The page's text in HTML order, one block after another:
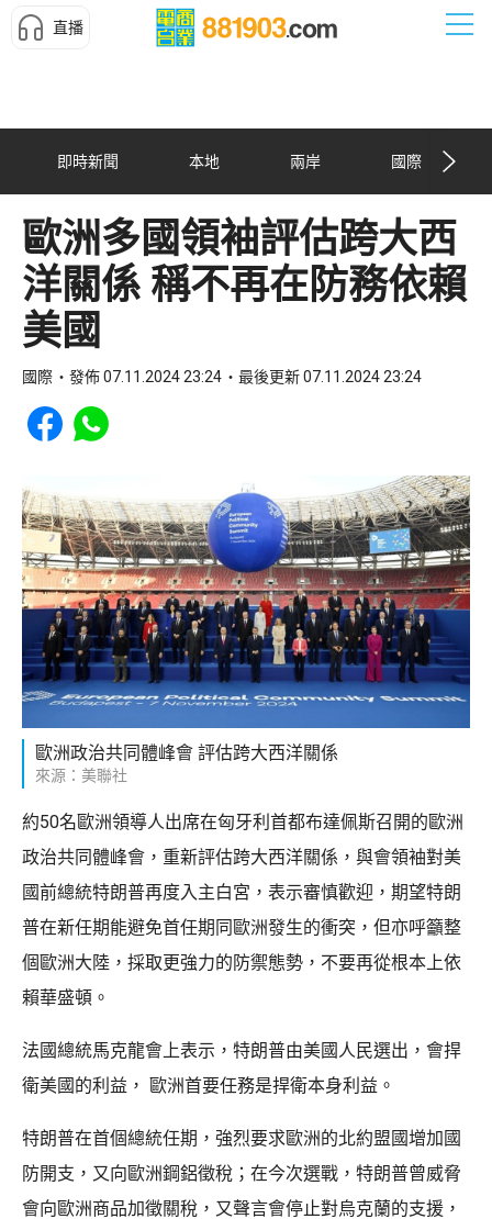
直播
即時新聞 本地 兩岸 國際
歐洲多國領袖評估跨大西
洋關係 稱不再在防務依賴
美國
國際 發佈 07.11.2024 23:24 最後更新 07.11.2024 23:24
Share to Facebook
Share to WhatsApp
歐洲政治共同體峰會 評估跨大西洋關係
來源：美聯社
約50名歐洲領導人出席在匈牙利首都布達佩斯召開的歐洲
政治共同體峰會，重新評估跨大西洋關係，與會領袖對美
國前總統特朗普再度入主白宮，表示審慎歡迎，期望特朗
普在新任期能避免首任期同歐洲發生的衝突，但亦呼籲整
個歐洲大陸，採取更強力的防禦態勢，不要再從根本上依
賴華盛頓。
法國總統馬克龍會上表示，特朗普由美國人民選出，會捍
衛美國的利益， 歐洲首要任務是捍衛本身利益。
特朗普在首個總統任期，強烈要求歐洲的北約盟國增加國
防開支，又向歐洲鋼鋁徵稅；在今次選戰，特朗普曾威脅
會向歐洲商品加徵關稅，又聲言會停止對烏克蘭的支援，